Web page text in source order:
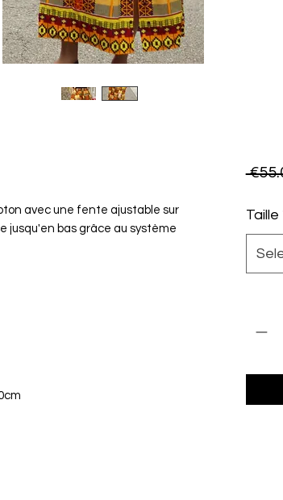
avec une fente ajustable sur
jusqu'en bas grâce au système
Taille